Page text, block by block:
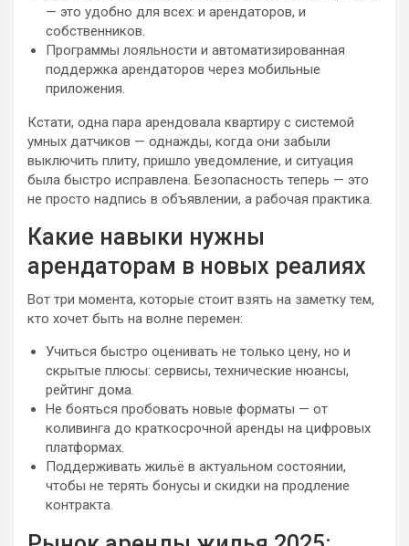
— это удобно для всех: и арендаторов, и
собственников.
Программы лояльности и автоматизированная
поддержка арендаторов через мобильные
приложения.
Кстати, одна пара арендовала квартиру с системой
умных датчиков — однажды, когда они забыли
выключить плиту, пришло уведомление, и ситуация
была быстро исправлена. Безопасность теперь — это
не просто надпись в объявлении, а рабочая практика.
Какие навыки нужны
арендаторам в новых реалиях
Вот три момента, которые стоит взять на заметку тем,
кто хочет быть на волне перемен:
Учиться быстро оценивать не только цену, но и
скрытые плюсы: сервисы, технические нюансы,
рейтинг дома.
Не бояться пробовать новые форматы — от
коливинга до краткосрочной аренды на цифровых
платформах.
Поддерживать жильё в актуальном состоянии,
чтобы не терять бонусы и скидки на продление
контракта.